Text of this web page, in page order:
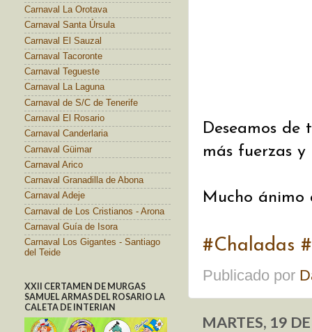
Deseamos
más fuerzas
Mucho ánimo
#Chaladas
Publicado por
MARTES, 19
Carnaval La Orotava
Carnaval Santa Úrsula
Carnaval El Sauzal
Carnaval Tacoronte
Carnaval Tegueste
Carnaval La Laguna
Carnaval de S/C de Tenerife
Carnaval El Rosario
Carnaval Canderlaria
Carnaval Güimar
Carnaval Arico
Carnaval Granadilla de Abona
Carnaval Adeje
Carnaval de Los Cristianos - Arona
Carnaval Guía de Isora
Carnaval Los Gigantes - Santiago
del Teide
XXII CERTAMEN DE MURGAS
SAMUEL ARMAS DEL ROSARIO LA
CALETA DE INTERIAN